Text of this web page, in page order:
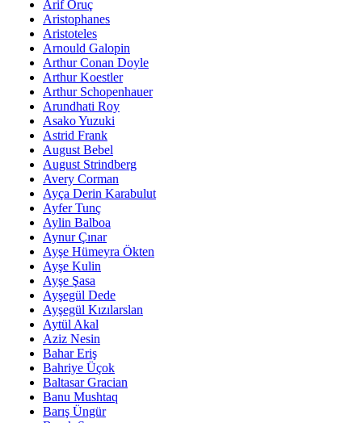
Arif Oruç
Aristophanes
Aristoteles
Arnould Galopin
Arthur Conan Doyle
Arthur Koestler
Arthur Schopenhauer
Arundhati Roy
Asako Yuzuki
Astrid Frank
August Bebel
August Strindberg
Avery Corman
Ayça Derin Karabulut
Ayfer Tunç
Aylin Balboa
Aynur Çınar
Ayşe Hümeyra Ökten
Ayşe Kulin
Ayşe Şasa
Ayşegül Dede
Ayşegül Kızılarslan
Aytül Akal
Aziz Nesin
Bahar Eriş
Bahriye Üçok
Baltasar Gracian
Banu Mushtaq
Barış Üngür